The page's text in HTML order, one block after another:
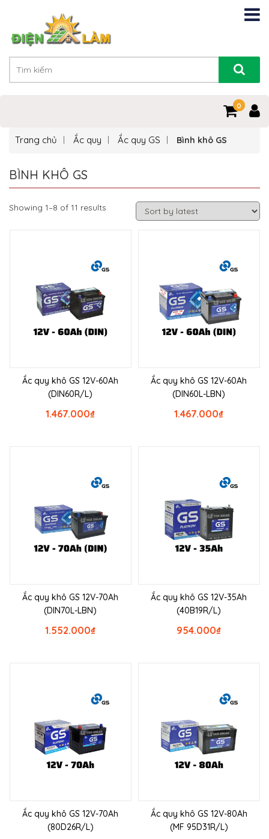
0
0
Trang chủ Ắc quy Ắc quy GS Bình khô GS
BÌNH KHÔ GS
Showing 1–8 of 11 results
Ắc quy khô GS 12V-60Ah
(DIN60R/L)
₫
1.467.000
Ắc quy khô GS 12V-60Ah
(DIN60L-LBN)
₫
1.467.000
Ắc quy khô GS 12V-70Ah
(DIN70L-LBN)
₫
1.552.000
Ắc quy khô GS 12V-35Ah
(40B19R/L)
₫
954.000
Ắc quy khô GS 12V-70Ah
(80D26R/L)
Ắc quy khô GS 12V-80Ah
(MF 95D31R/L)